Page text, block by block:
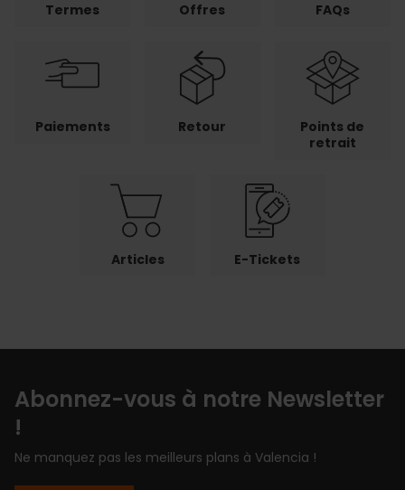
Termes Offres FAQs
Paiements Retour
Points de
retrait
Articles E-Tickets
Abonnez-vous à notre Newsletter
!
Ne manquez pas les meilleurs plans à Valencia !